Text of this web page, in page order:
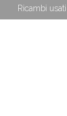
Ricambi